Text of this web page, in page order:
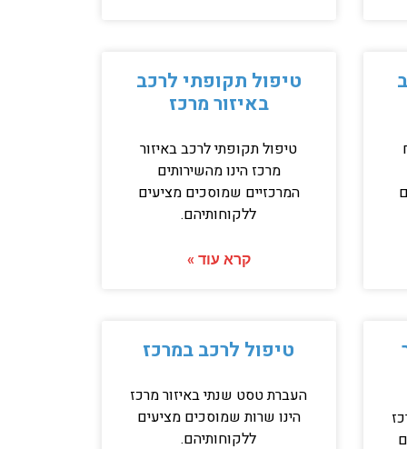
טיפול תקופתי לרכב
באיזור מרכז
טיפול תקופתי לרכב באיזור
מרכז הינו מהשירותים
המרכזיים שמוסכים מציעים
ללקוחותיהם.
קרא עוד »
טיפול לרכב במרכז
העברת טסט שנתי באיזור מרכז
הינו שרות שמוסכים מציעים
ללקוחותיהם.